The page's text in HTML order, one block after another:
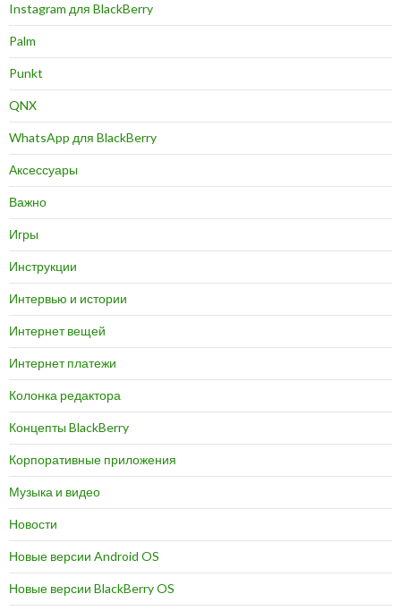
Instagram для BlackBerry
Palm
Punkt
QNX
WhatsApp для BlackBerry
Аксессуары
Важно
Игры
Инструкции
Интервью и истории
Интернет вещей
Интернет платежи
Колонка редактора
Концепты BlackBerry
Корпоративные приложения
Музыка и видео
Новости
Новые версии Android OS
Новые версии BlackBerry OS